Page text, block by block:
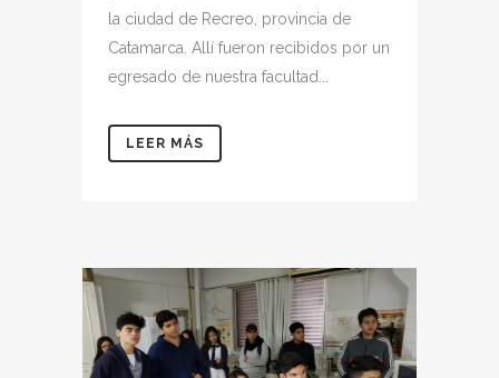
la ciudad de Recreo, provincia de
Catamarca. Allí fueron recibidos por un
egresado de nuestra facultad...
LEER MÁS